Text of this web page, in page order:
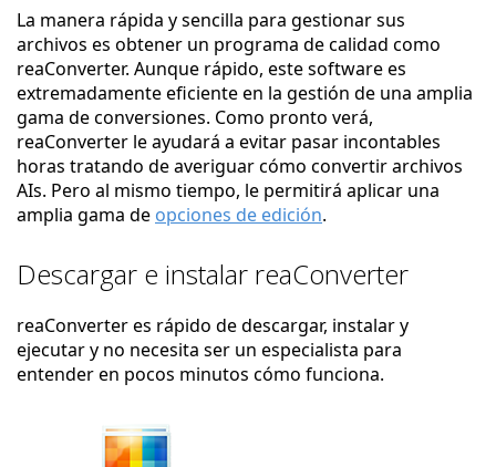
La manera rápida y sencilla para gestionar sus
archivos es obtener un programa de calidad como
reaConverter. Aunque rápido, este software es
extremadamente eficiente en la gestión de una amplia
gama de conversiones. Como pronto verá,
reaConverter le ayudará a evitar pasar incontables
horas tratando de averiguar cómo convertir archivos
AIs. Pero al mismo tiempo, le permitirá aplicar una
amplia gama de opciones de edición.
Descargar e instalar reaConverter
reaConverter es rápido de descargar, instalar y
ejecutar y no necesita ser un especialista para
entender en pocos minutos cómo funciona.